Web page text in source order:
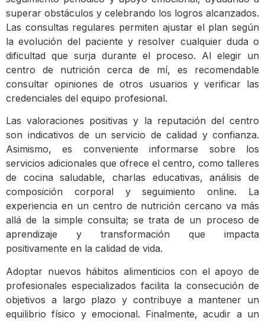
superar obstáculos y celebrando los logros alcanzados.
Las consultas regulares permiten ajustar el plan según
la evolución del paciente y resolver cualquier duda o
dificultad que surja durante el proceso. Al elegir un
centro de nutrición cerca de mí, es recomendable
consultar opiniones de otros usuarios y verificar las
credenciales del equipo profesional.
Las valoraciones positivas y la reputación del centro
son indicativos de un servicio de calidad y confianza.
Asimismo, es conveniente informarse sobre los
servicios adicionales que ofrece el centro, como talleres
de cocina saludable, charlas educativas, análisis de
composición corporal y seguimiento online. La
experiencia en un centro de nutrición cercano va más
allá de la simple consulta; se trata de un proceso de
aprendizaje y transformación que impacta
positivamente en la calidad de vida.
Adoptar nuevos hábitos alimenticios con el apoyo de
profesionales especializados facilita la consecución de
objetivos a largo plazo y contribuye a mantener un
equilibrio físico y emocional. Finalmente, acudir a un